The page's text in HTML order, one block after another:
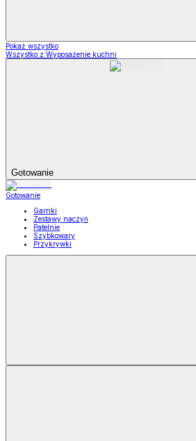
Pokaż wszystko
Wszystko z Wyposażenie kuchni
Gotowanie
Gotowanie
Garnki
Zestawy naczyń
Patelnie
Szybkowary
Przykrywki